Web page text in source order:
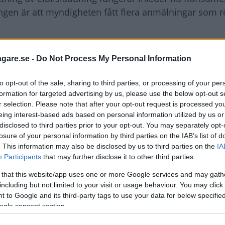
- Do Not Process My Personal Information
opt-out of the sale, sharing to third parties, or processing of your
for targeted advertising by us, please use the below opt-out
selection. Please note that after your opt-out request is processed
interest-based ads based on personal information utilized by us
to third parties prior to your opt-out. You may separately
of your personal information by third parties on the IAB’s list of
This information may also be disclosed by us to third parties on the
Participants that may further disclose it to other third parties.
that this website/app uses one or more Google services and may
but not limited to your visit or usage behaviour. You may
to Google and its third-party tags to use your data for below
consent section.
är att myndigheten fått flera anmälningar som
är otydligt om vad för laddning som erbjuds och
saknats och i andra fall har konsumenten fått
säger Charlotte Söderlund, jurist på
Fortum, Tesla och Vattenfall. De ska senast i
villkor och prisinformation.
för snabbladdning